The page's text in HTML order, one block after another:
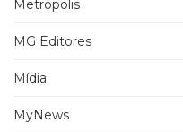
Metrópolis
MG Editores
Mídia
MyNews